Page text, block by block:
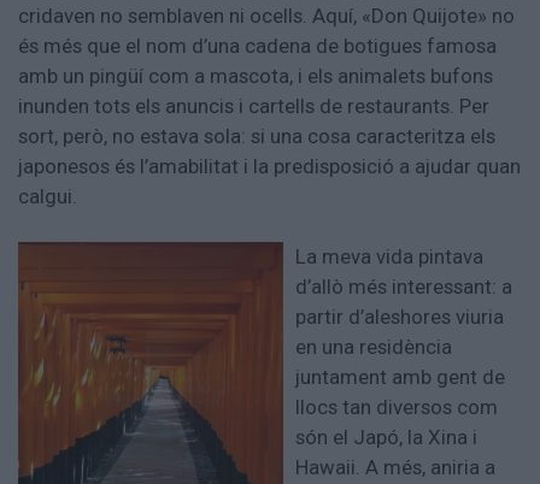
cridaven no semblaven ni ocells. Aquí, «Don Quijote» no
és més que el nom d’una cadena de botigues famosa
amb un pingüí com a mascota, i els animalets bufons
inunden tots els anuncis i cartells de restaurants. Per
sort, però, no estava sola: si una cosa caracteritza els
japonesos és l’amabilitat i la predisposició a ajudar quan
calgui.
La meva vida pintava
d’allò més interessant: a
partir d’aleshores viuria
en una residència
juntament amb gent de
llocs tan diversos com
són el Japó, la Xina i
Hawaii. A més, aniria a